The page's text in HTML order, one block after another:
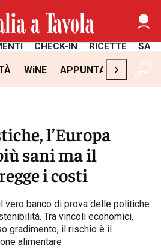
CHECK-IN RICETTE
WiNE APPUNTAMENTI
›
l’Europa
sani ma il
i costi
vero banco di prova delle politiche
Tra vincoli economici,
gradimento, il rischio è il
alimentare